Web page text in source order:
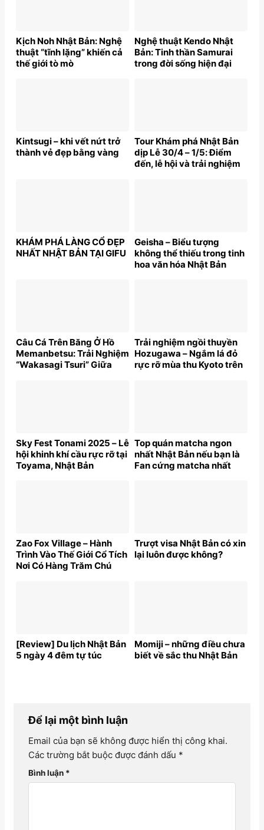
Kịch Noh Nhật Bản: Nghệ
thuật “tĩnh lặng” khiến cả
thế giới tò mò
Nghệ thuật Kendo Nhật
Bản: Tinh thần Samurai
trong đời sống hiện đại
Kintsugi – khi vết nứt trở
thành vẻ đẹp bằng vàng
Tour Khám phá Nhật Bản
dịp Lễ 30/4 – 1/5: Điểm
đến, lễ hội và trải nghiệm
KHÁM PHÁ LÀNG CỔ ĐẸP
NHẤT NHẬT BẢN TẠI GIFU
Geisha – Biểu tượng
không thể thiếu trong tinh
hoa văn hóa Nhật Bản
Câu Cá Trên Băng Ở Hồ
Memanbetsu: Trải Nghiệm
“Wakasagi Tsuri” Giữa
Trải nghiệm ngồi thuyền
Hozugawa – Ngắm lá đỏ
rực rỡ mùa thu Kyoto trên
Sky Fest Tonami 2025 – Lễ
hội khinh khí cầu rực rỡ tại
Toyama, Nhật Bản
Top quán matcha ngon
nhất Nhật Bản nếu bạn là
Fan cứng matcha nhất
Zao Fox Village – Hành
Trình Vào Thế Giới Cổ Tích
Nơi Có Hàng Trăm Chú
Trượt visa Nhật Bản có xin
lại luôn được không?
[Review] Du lịch Nhật Bản
5 ngày 4 đêm tự túc
Momiji – những điều chưa
biết về sắc thu Nhật Bản
Để lại một bình luận
Email của bạn sẽ không được hiển thị công khai.
Các trường bắt buộc được đánh dấu *
Bình luận *